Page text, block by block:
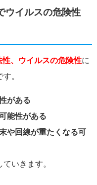
ウイルスの危険性
性、ウイルスの危険性に
。
がある
能性がある
や回線が重たくなる可
いきます。